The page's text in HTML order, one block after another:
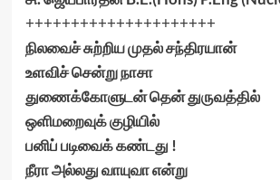
+++++++++++++++++++++
நிலவைச் சுற்றிய முதல் சந்திரயான்
உளவிச் சென்று நாசா
துணைக்கோளுடன் தென் துருவத்தில்
ஒளிமறைவுக் குழியில்
பனிப் படிவைக் கண்டது !
நீரா அல்லது வாயுவா என்று